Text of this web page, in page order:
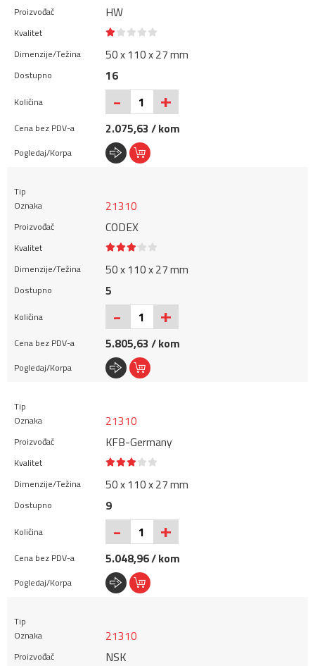
HW
50 x 110 x 27 mm
16
- +
2.075,63 / kom
21310
CODEX
50 x 110 x 27 mm
5
- +
5.805,63 / kom
21310
KFB-Germany
50 x 110 x 27 mm
9
- +
5.048,96 / kom
21310
NSK